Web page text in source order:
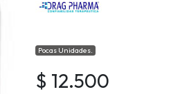
Pocas Unidades.
$ 12.500